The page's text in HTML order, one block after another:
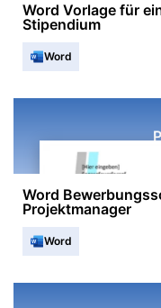
Word Vorlage für
Stipendium
Word
Word
Projektmanager
Word